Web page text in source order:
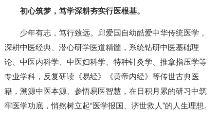
初心筑梦，笃学深耕夯实行医根基。
少年有志，笃行致远。邱爱国自幼酷爱中华传统医学，
深耕中医经典、潜心研学医道精髓，系统钻研中医基础理
论、中医内科学、中医妇科学、特种针灸学、推拿指压学等
专业学科，反复研读《易经》《黄帝内经》等传世古典医
籍，溯源中医本源、参悟易医智慧，在日积月累的研习中筑
牢医学功底，悄然树立起“医学报国、济世救人”的人生理想。